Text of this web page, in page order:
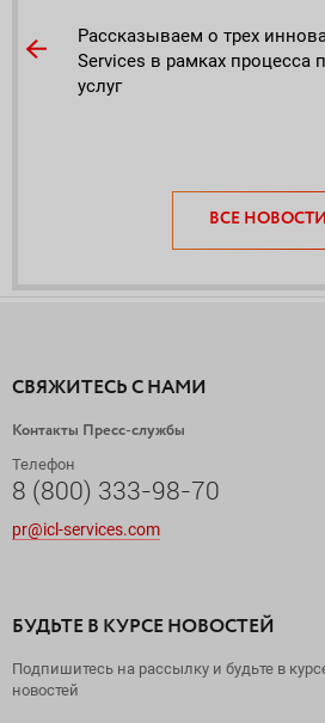
Рассказываем о трех
Services в рамках процесса
услуг
ВСЕ НОВОСТИ
СВЯЖИТЕСЬ С НАМИ
Контакты Пресс-службы
Телефон
8 (800) 333-98-70
pr@icl-services.com
БУДЬТЕ В КУРСЕ НОВОСТЕЙ
Подпишитесь на рассылку и будьте в
новостей